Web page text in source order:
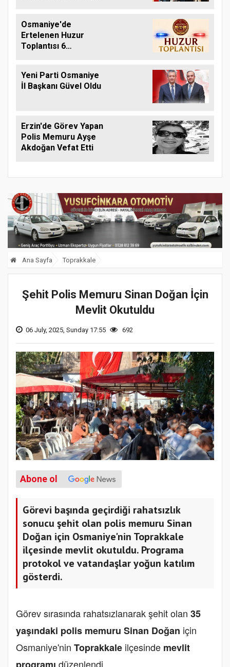
Osmaniye'de
Ertelenen Huzur
Toplantısı 6
Yeni Parti Osmaniye
İl Başkanı Güvel Oldu
Erzin'de Görev Yapan
Polis Memuru Ayşe
Akdoğan Vefat Etti
Ana Sayfa Toprakkale
Şehit Polis Memuru Sinan Doğan İçin
Mevlit Okutuldu
06 July, 2025, Sunday 17:55 692
Abone ol
Görevi başında geçirdiği rahatsızlık
sonucu şehit olan polis memuru Sinan
Doğan için Osmaniye'nin Toprakkale
ilçesinde mevlit okutuldu. Programa
protokol ve vatandaşlar yoğun katılım
gösterdi.
Görev sırasında rahatsızlanarak şehit olan 35
yaşındaki polis memuru Sinan Doğan için
Osmaniye'nin Toprakkale ilçesinde mevlit
programı düzenlendi.